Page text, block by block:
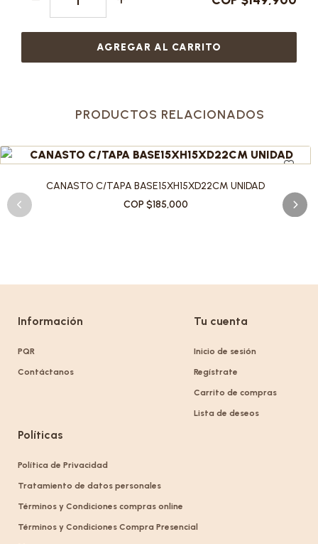
AGREGAR AL CARRITO
PRODUCTOS RELACIONADOS
CANASTO C/TAPA BASE15XH15XD22CM UNIDAD
COP $185,000
Información
PQR
Contáctanos
Tu cuenta
Inicio de sesión
Regístrate
Carrito de compras
Lista de deseos
Políticas
Política de Privacidad
Tratamiento de datos personales
Términos y Condiciones compras online
Términos y Condiciones Compra Presencial